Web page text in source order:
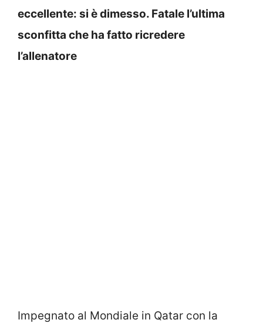
eccellente: si è dimesso. Fatale l’ultima
sconfitta che ha fatto ricredere
l’allenatore
Impegnato al Mondiale in Qatar con la